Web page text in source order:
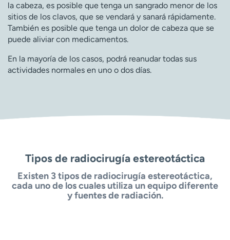
la cabeza, es posible que tenga un sangrado menor de los
sitios de los clavos, que se vendará y sanará rápidamente.
También es posible que tenga un dolor de cabeza que se
puede aliviar con medicamentos.
En la mayoría de los casos, podrá reanudar todas sus
actividades normales en uno o dos días.
Tipos de radiocirugía estereotáctica
Existen 3 tipos de radiocirugía estereotáctica,
cada uno de los cuales utiliza un equipo diferente
y fuentes de radiación.